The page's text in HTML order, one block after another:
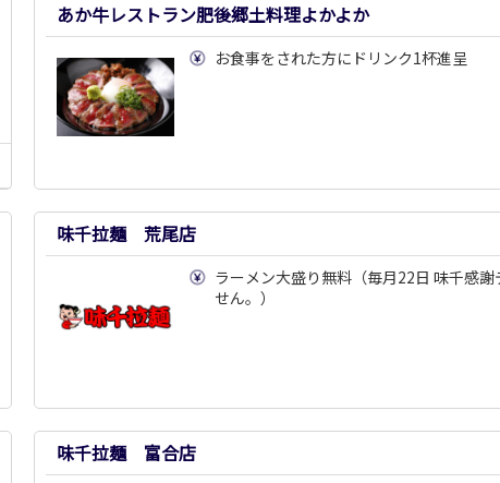
あか牛レストラン肥後郷土料理よかよか
お食事をされた方にドリンク1杯進呈
味千拉麺 荒尾店
ラーメン大盛り無料（毎月22日 味千感
せん。）
味千拉麺 富合店